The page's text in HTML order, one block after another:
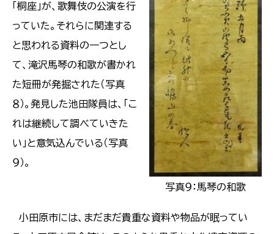
写真９：馬琴の和歌
「桐座」が、歌舞伎の公演を行
っていた。それらに関連する
と思われる資料の一つとし
て、滝沢馬琴の和歌が書かれ
た短冊が発掘された（写真
８）。発見した池田隊員は、「こ
れは継続して調べていきた
い」と意気込んでいる（写真
９）。
小田原市には、まだまだ貴重な資料や物品が眠ってい